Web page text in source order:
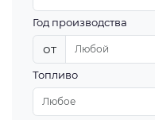
Год производства
от
Топливо